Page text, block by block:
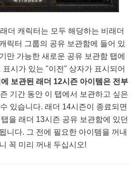
더 캐릭터는 모두 해당하는 비래더
릭터 그룹의 공유 보관함에 들어 있
만 가능한 새로운 공유 보관함 탭에
시가 있는 "이전" 상자가 표시되어
보관된 래더 12시즌 아이템은 전부
기간 동안 이 탭에서 보관하고 싶은
있습니다. 래더 14시즌이 종료되면
을 래더 13시즌 공유 보관함에 있던
니다. 그 전에 필요한 아이템을 꺼내
꼭 미리 꺼내 두십시오!